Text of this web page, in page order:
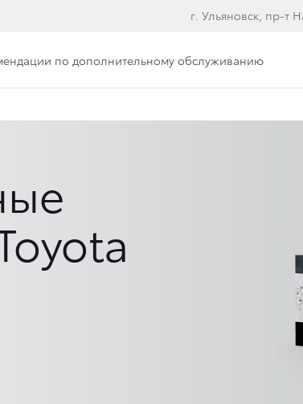
г. Ульяновск, пр-т
по дополнительному обслуживанию